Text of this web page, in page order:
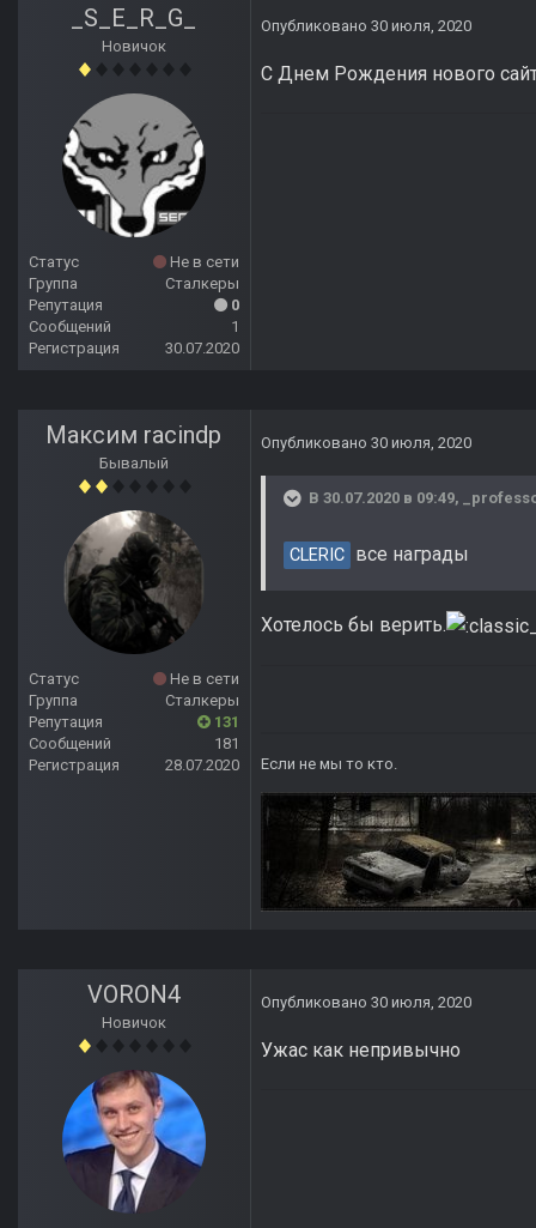
_S_E_R_G_
Новичок
Статус
Не в сети
Группа
Сталкеры
Репутация
0
Сообщений
1
Регистрация
30.07.2020
Опубликовано 30 июля, 2020
C Днем Рождения нового
Максим raсindp
Бывалый
Статус
Не в сети
Группа
Сталкеры
Репутация
131
Сообщений
181
Регистрация
28.07.2020
Опубликовано 30 июля, 2020
В 30.07.2020 в 09:49,
CLERIC все награды
Хотелось бы верить.
Если не мы то кто.
VORON4
Новичок
Опубликовано 30 июля, 2020
Ужас как непривычно